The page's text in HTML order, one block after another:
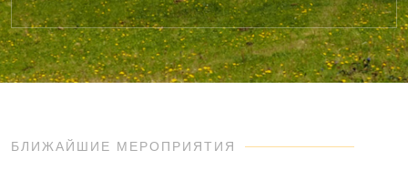
БЛИЖАЙШИЕ МЕРОПРИЯТИЯ